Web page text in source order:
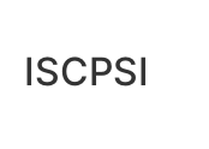
ISCPSI